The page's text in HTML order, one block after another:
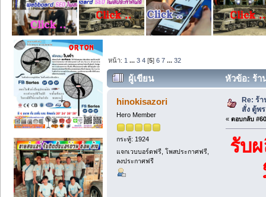
หน้า: 1 ...3 4 [5]6 7 ...32
ผู้เขียน
หัวข้อ: ร้า
412312 ครั้ง)
hinokisazori
Hero Member
กระทู้: 1924
แจกเวบบอร์ดฟรี, โพสประกาศฟรี,
ลงประกาศฟรี
Re: ร้
สั่ง ตู้พ
« ตอบกลับ
รับ